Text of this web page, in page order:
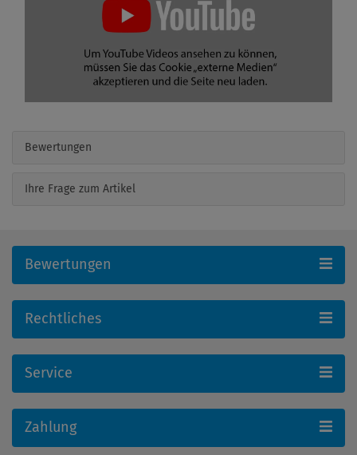
Bewertungen
Ihre Frage zum Artikel
Bewertungen
Rechtliches
Service
Zahlung